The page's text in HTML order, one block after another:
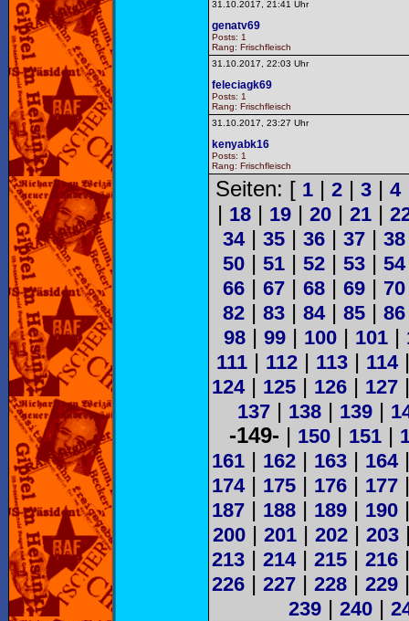
31.10.2017, 21:41 Uhr
genatv69
Posts: 1
Rang: Frischfleisch
31.10.2017, 22:03 Uhr
feleciagk69
Posts: 1
Rang: Frischfleisch
31.10.2017, 23:27 Uhr
kenyabk16
Posts: 1
Rang: Frischfleisch
Seiten: [ 1| 2| 3| 4
| 18| 19| 20| 21|
34| 35 | 36 | 37 | 38
50 | 51 | 52 | 53 | 54
66 | 67 | 68 | 69 | 70
82 | 83 | 84| 85 | 86
98| 99| 100| 101|
111 | 112 | 113 | 114
124| 125 | 126 | 127
137 | 138 | 139 |
-149- | 150| 151|
161 | 162 | 163 | 164
174| 175 | 176 | 177
187 | 188 | 189 | 190
200| 201| 202| 203
213 | 214| 215 | 216
226 | 227 | 228 | 229
239| 240|